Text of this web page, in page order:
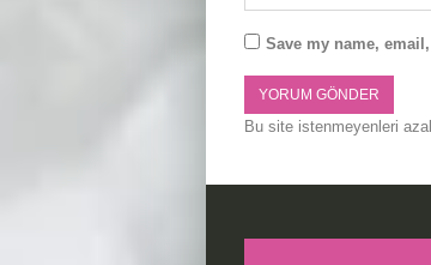
Save my name,
Bu site istenmeyenleri